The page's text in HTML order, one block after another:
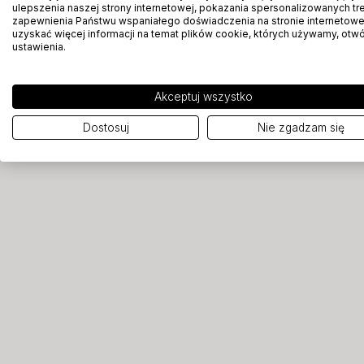
ulepszenia naszej strony internetowej, pokazania spersonalizowanych
zapewnienia Państwu wspaniałego doświadczenia na stronie
uzyskać więcej informacji na temat plików cookie, których używamy,
ustawienia.
Akceptuj wszystko
Dostosuj Nie zgadzam się